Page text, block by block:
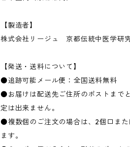
【製造者】
株式会社リージュ 京都伝統中医学研究
【発送・送料について】
●追跡可能メール便：全国送料無料
●お届けは配送先ご住所のポストまで
定は出来ません。
●複数個のご注文の場合は、2個口また
ます。